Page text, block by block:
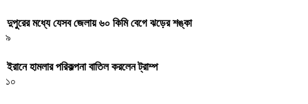
দুপুরের মধ্যে যেসব জেলায় ৬০ কিমি বেগে ঝড়ের শঙ্কা
৯
ইরানে হামলার পরিকল্পনা বাতিল করলেন ট্রাম্প
১০